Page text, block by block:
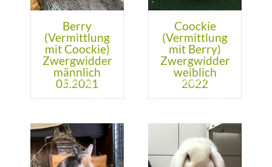
Berry
(Vermittlung
mit Coockie)
Zwergwidder
männlich
05.2021
Coockie
(Vermittlung
mit Berry)
Zwergwidder
weiblich
2022